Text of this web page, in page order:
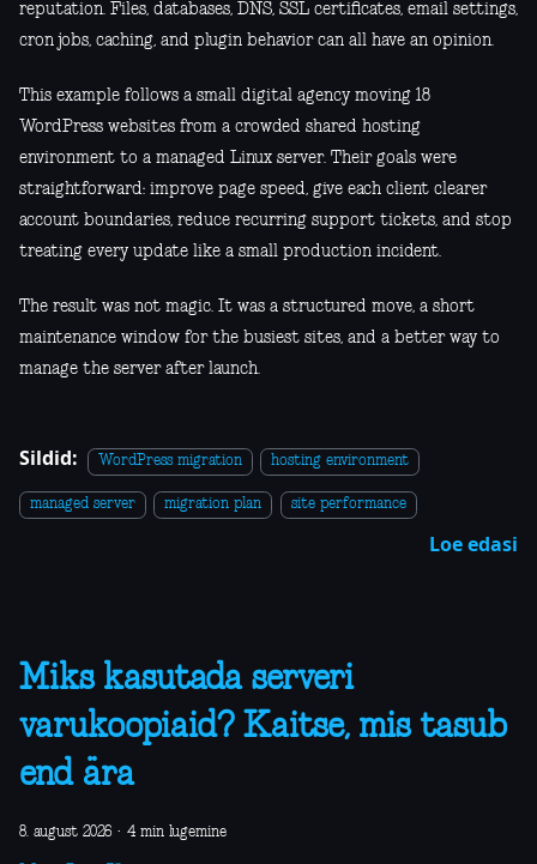
reputation. Files, databases, DNS, SSL certificates, email settings,
cron jobs, caching, and plugin behavior can all have an opinion.
This example follows a small digital agency moving 18
WordPress websites from a crowded shared hosting
environment to a managed Linux server. Their goals were
straightforward: improve page speed, give each client clearer
account boundaries, reduce recurring support tickets, and stop
treating every update like a small production incident.
The result was not magic. It was a structured move, a short
maintenance window for the busiest sites, and a better way to
manage the server after launch.
Sildid: WordPress migration hosting environment
managed server migration plan site performance
Loe edasi
Miks kasutada serveri
varukoopiaid? Kaitse, mis tasub
end ära
8. august 2026 · 4 min lugemine